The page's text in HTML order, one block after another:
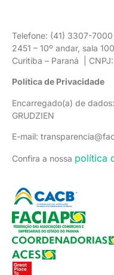
Telefone: (41) 3307-
2451 – 10º andar, sala
Curitiba – Paraná |
Política de Privacidade
Encarregado(a) de
GRUDZIEN
E-mail:
Confira a nossa política